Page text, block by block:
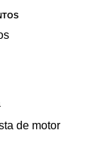
de motor